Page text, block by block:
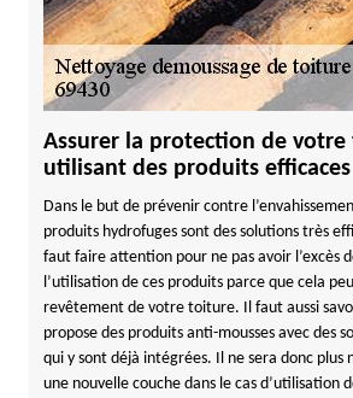
Assurer la protection de
utilisant des produits
Dans le but de prévenir contre
produits hydrofuges sont des solutions très
faut faire attention pour ne pas avoir l’excès
l’utilisation de ces produits parce que cela
revêtement de votre toiture. Il faut aussi
propose des produits anti-mousses avec des
qui y sont déjà intégrées. Il ne sera donc plus
une nouvelle couche dans le cas d’utilisation